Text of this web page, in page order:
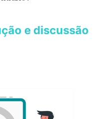
e discussão